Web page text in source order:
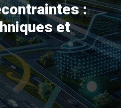
:
et